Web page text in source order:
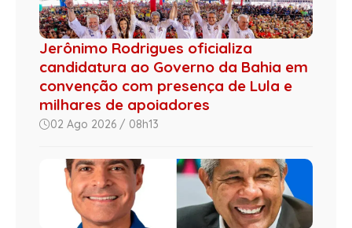
Jerônimo Rodrigues oficializa
candidatura ao Governo da Bahia em
convenção com presença de Lula e
milhares de apoiadores
02 Ago 2026 / 08h13